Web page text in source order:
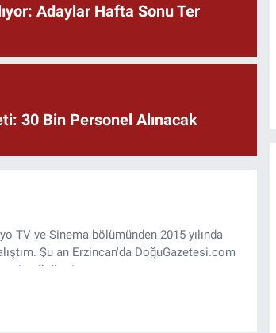
Adaylar Hafta Sonu Ter
30 Bin Personel Alınacak
TV ve Sinema bölümünden 2015 yılında
Şu an Erzincan'da DoğuGazetesi.com
içerik üretiyorum.